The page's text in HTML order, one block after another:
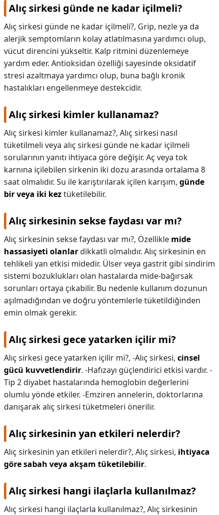
Alıç sirkesi günde ne kadar içilmeli?
Alıç sirkesi günde ne kadar içilmeli?, Grip, nezle ya da
alerjik semptomların kolay atlatılmasına yardımcı olup,
vücut direncini yükseltir. Kalp ritmini düzenlemeye
yardım eder. Antioksidan özelliği sayesinde oksidatif
stresi azaltmaya yardımcı olup, buna bağlı kronik
hastalıkları engellenmeye destekcidir.
Alıç sirkesi kimler kullanamaz?
Alıç sirkesi kimler kullanamaz?, Alıç sirkesi nasıl
tüketilmeli veya alıç sirkesi günde ne kadar içilmeli
sorularının yanıtı ihtiyaca göre değişir. Aç veya tok
karnına içilebilen sirkenin iki dozu arasında ortalama 8
saat olmalıdır. Su ile karıştırılarak içilen karışım, günde
bir veya iki keztüketilebilir.
Alıç sirkesinin sekse faydası var mı?
Alıç sirkesinin sekse faydası var mı?, Özellikle mide
hassasiyeti olanlardikkatli olmalıdır. Alıç sirkesinin en
tehlikeli yan etkisi midedir. Ülser veya gastrit gibi sindirim
sistemi bozuklukları olan hastalarda mide-bağırsak
sorunları ortaya çıkabilir. Bu nedenle kullanım dozunun
aşılmadığından ve doğru yöntemlerle tüketildiğinden
emin olmak gerekir.
Alıç sirkesi gece yatarken içilir mi?
Alıç sirkesi gece yatarken içilir mi?, -Alıç sirkesi, cinsel
gücü kuvvetlendirir. -Hafızayı güçlendirici etkisi vardır. -
Tip 2 diyabet hastalarında hemoglobin değerlerini
olumlu yönde etkiler. -Emziren annelerin, doktorlarına
danışarak alıç sirkesi tüketmeleri önerilir.
Alıç sirkesinin yan etkileri nelerdir?
Alıç sirkesinin yan etkileri nelerdir?, Alıç sirkesi, ihtiyaca
göre sabah veya akşam tüketilebilir.
Alıç sirkesi hangi ilaçlarla kullanılmaz?
Alıç sirkesi hangi ilaçlarla kullanılmaz?, Alıç sirkesinin